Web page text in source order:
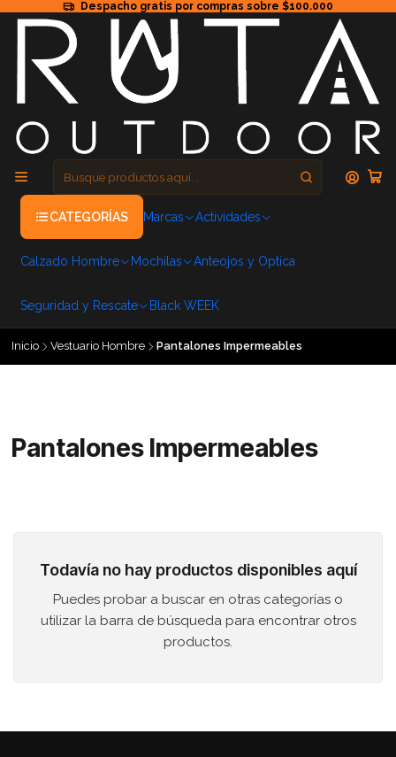
Despacho gratis por compras sobre $100.000
CATEGORÍAS Marcas Actividades
Calzado Hombre Mochilas Anteojos y Optica
Seguridad y Rescate Black WEEK
Inicio Vestuario Hombre Pantalones Impermeables
Pantalones Impermeables
Todavía no hay productos disponibles aquí
Puedes probar a buscar en otras categorías o
utilizar la barra de búsqueda para encontrar otros
productos.